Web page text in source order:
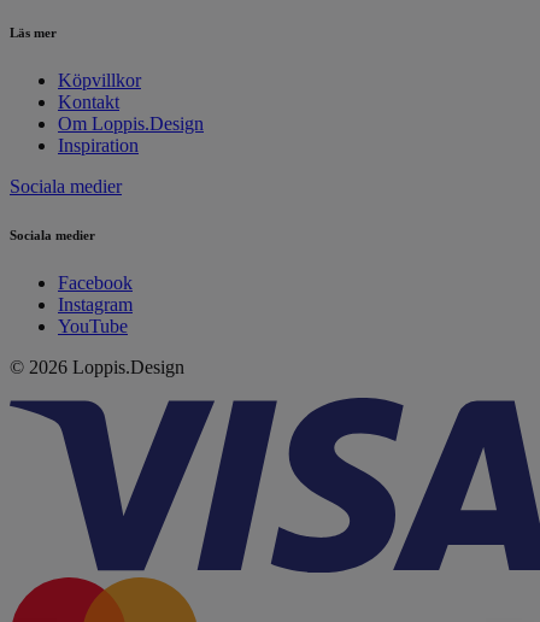
Läs mer
Köpvillkor
Kontakt
Om Loppis.Design
Inspiration
Sociala medier
Sociala medier
Facebook
Instagram
YouTube
© 2026 Loppis.Design